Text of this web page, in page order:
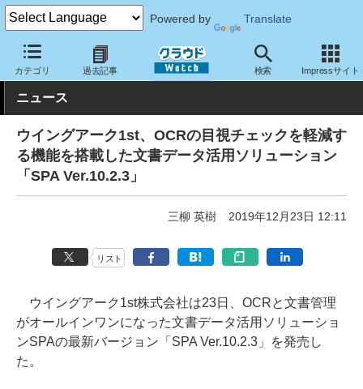
Powered by Translate
カテゴリ 過去記事 検索 Impressサイト
クラウド Watch サービス・ソフト ソフトウェア ミドルウェア
ニュース
ウイングアーク1st、OCRの目視チェックを軽減す
る機能を搭載した文書データ活用ソリューション
「SPA Ver.10.2.3」
三柳 英樹 2019年12月23日 12:11
リスト
ウイングアーク1st株式会社は23日、OCRと文書管理
がオールインワンになった文書データ活用ソリューショ
ンSPAの最新バージョン「SPA Ver.10.2.3」を発売し
た。